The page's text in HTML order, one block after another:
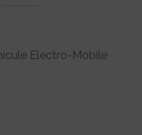
Electro-Mobile